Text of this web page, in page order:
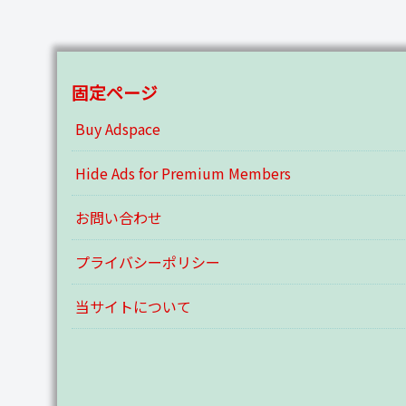
固定ページ
Buy Adspace
Hide Ads for Premium Members
お問い合わせ
プライバシーポリシー
当サイトについて